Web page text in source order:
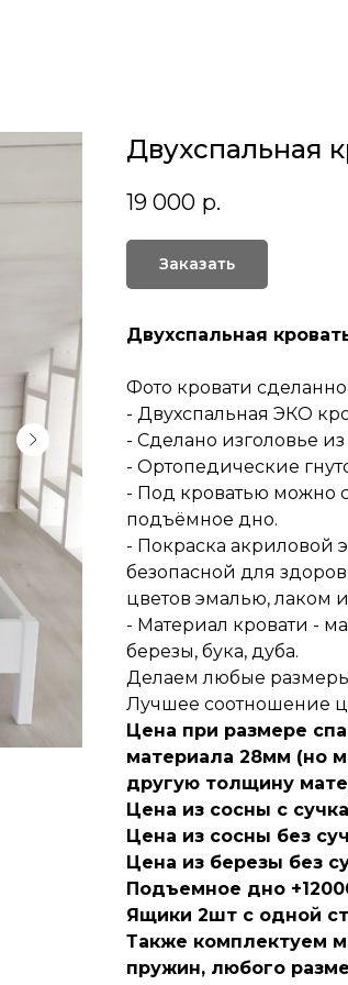
Двухспальная
19 000 р.
Заказать
Двухспальная
Фото кровати
- Двухспальная ЭКО
- Сделано изголовье из
- Ортопедические
- Под кроватью можно
подъёмное дно.
- Покраска акриловой
безопасной для
цветов эмалью, лаком
- Материал кровати -
березы, бука, дуба.
Делаем любые
Лучшее соотношение
Цена при размере
материала 28мм (но
другую толщину
Цена из сосны с
Цена из сосны без
Цена из березы без
Подъемное дно
Ящики 2шт с одной
Также комплектуем
пружин, любого